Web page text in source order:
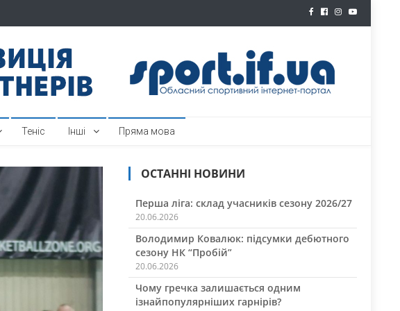
портал
Теніс Інші Пряма мова
ОСТАННІ НОВИНИ
Перша ліга: склад учасників сезону 2026/27
20.06.2026
Володимир Ковалюк: підсумки дебютного
сезону НК “Пробій”
20.06.2026
Чому гречка залишається одним
ізнайпопулярніших гарнірів?